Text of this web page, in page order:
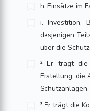
h. Einsätze im
i. Investition,
desjenigen
über die
² Er trägt die
Erstellung, die
Schutzanlagen.
³ Er trägt die